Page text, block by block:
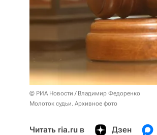
© РИА Новости / Владимир Федоренко
Молоток судьи. Архивное фото
Читать ria.ru в Дзен